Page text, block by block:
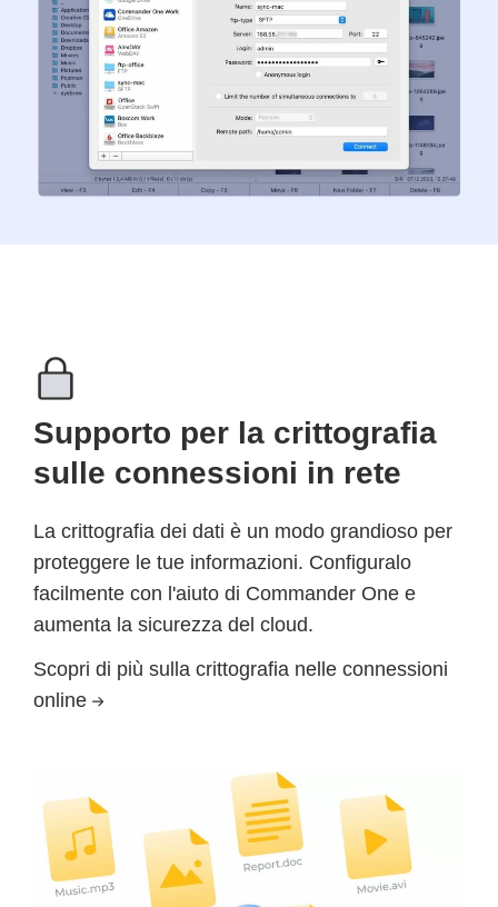
Supporto per la crittografia
sulle connessioni in rete
La crittografia dei dati è un modo grandioso per
proteggere le tue informazioni. Configuralo
facilmente con l'aiuto di Commander One e
aumenta la sicurezza del cloud.
Scopri di più sulla crittografia nelle connessioni
online